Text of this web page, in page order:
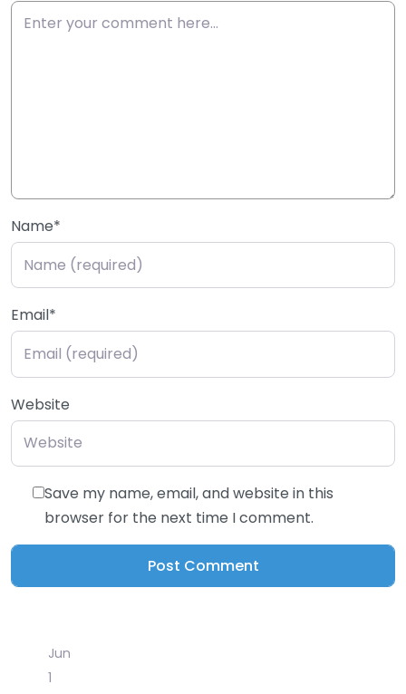
Name*
Email*
Website
Save my name, email, and website in this
browser for the next time I comment.
Jun
1